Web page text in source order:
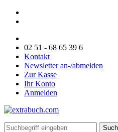
02 51 - 68 65 39 6
Kontakt
Newsletter an-/abmelden
Zur Kasse
Ihr Konto
Anmelden